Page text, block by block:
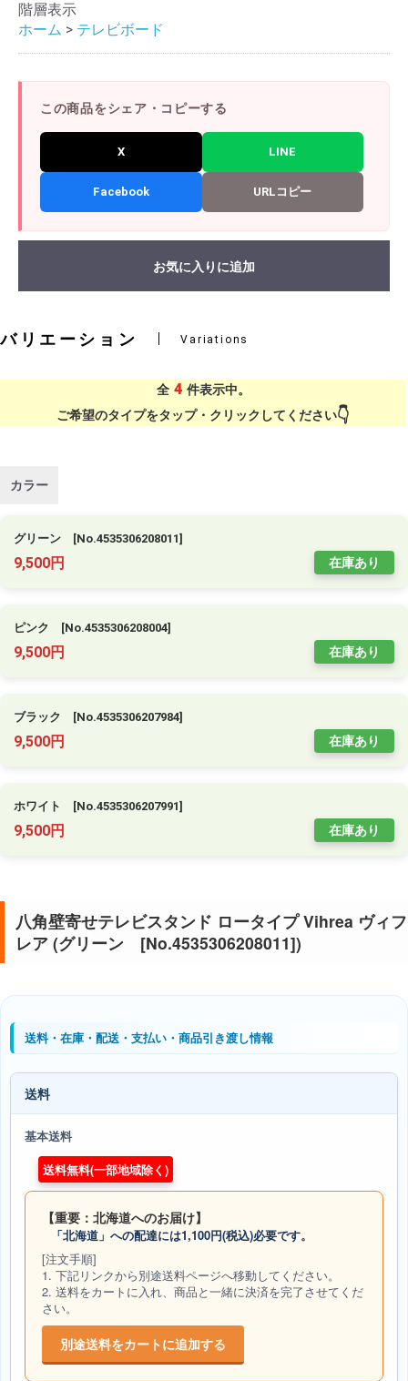
階層表示
ホーム > テレビボード
この商品をシェア・コピーする
X LINE
Facebook URLコピー
お気に入りに追加
バリエーション Variations
全 4 件表示中。
ご希望のタイプをタップ・クリックしてください
カラー
グリーン [No.4535306208011]
9,500円 在庫あり
ピンク [No.4535306208004]
9,500円 在庫あり
ブラック [No.4535306207984]
9,500円 在庫あり
ホワイト [No.4535306207991]
9,500円 在庫あり
八角壁寄せテレビスタンド ロータイプ Vihrea ヴィフ
レア (グリーン [No.4535306208011])
送料・在庫・配送・支払い・商品引き渡し情報
送料
基本送料
送料無料(一部地域除く)
【重要：北海道へのお届け】
「北海道」への配達には1,100円(税込)必要です。
[注文手順]
1. 下記リンクから別途送料ページへ移動してください。
2. 送料をカートに入れ、商品と一緒に決済を完了させてくだ
さい。
別途送料をカートに追加する